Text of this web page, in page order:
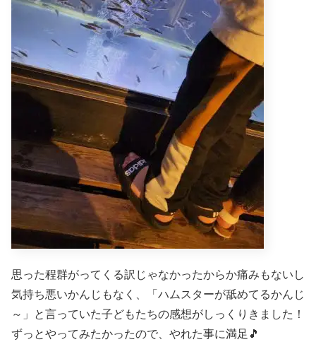
思った程群がってくる訳じゃなかったからか痛みもないし
気持ち悪いかんじもなく、「ハムスターが舐めてるかんじ
～」と言っていた子どもたちの感想がしっくりきました！
ずっとやってみたかったので、やれた事に満足🎵